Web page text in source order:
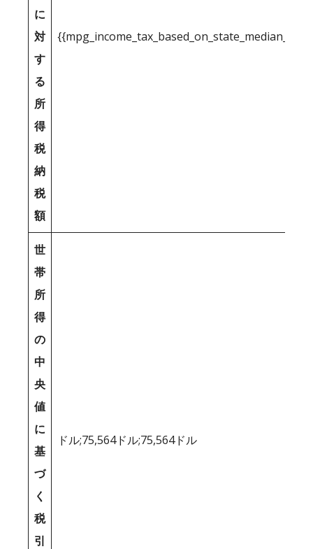
に
対
す
る
所
得
税
納
税
額
世
帯
所
得
の
中
央
値
に
基
づ
く
税
引
ドル;75,564ドル;75,564ドル